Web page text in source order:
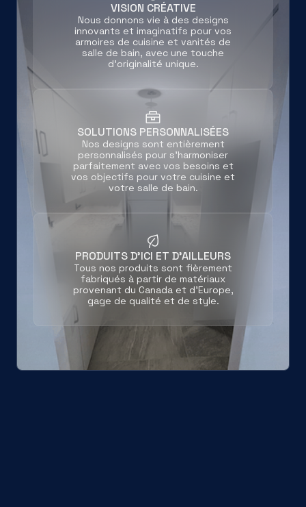
VISION CRÉATIVE
Nous donnons vie à des designs
innovants et imaginatifs pour vos
armoires de cuisine et vanités de
salle de bain, avec une touche
d'originalité unique.
SOLUTIONS PERSONNALISÉES
Nos designs sont entièrement
personnalisés pour s'harmoniser
parfaitement avec vos besoins et
vos objectifs pour votre cuisine et
votre salle de bain.
PRODUITS D'ICI ET D'AILLEURS
Tous nos produits sont fièrement
fabriqués à partir de matériaux
provenant du Canada et d'Europe,
gage de qualité et de style.